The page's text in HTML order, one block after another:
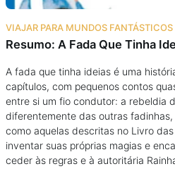
VIAJAR PARA MUNDOS FANTÁSTICOS
Resumo: A Fada Que Tinha
A fada que tinha ideias é uma
capítulos, com pequenos contos
entre si um fio condutor: a rebeldia
diferentemente das outras
como aquelas descritas no Livro
inventar suas próprias magias e
ceder às regras e à autoritária